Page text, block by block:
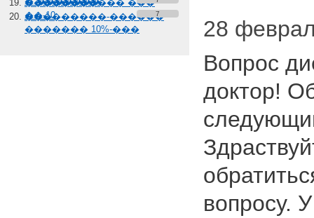
����������� ���
��-10
���������-������
������� 10%-���
7
28
Вопрос
доктор!
вопросу.